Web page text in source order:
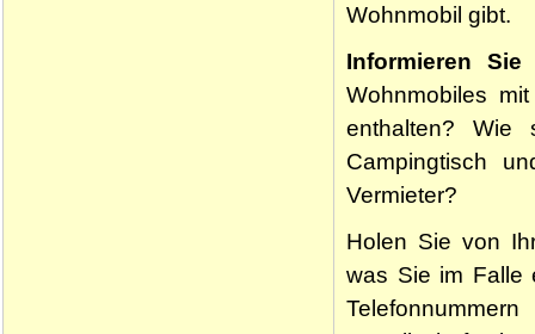
Wohnmobil gibt.
Informieren
Wohnmobiles
enthalten?
Campingtisch
Vermieter?
Holen Sie von
was Sie im Falle